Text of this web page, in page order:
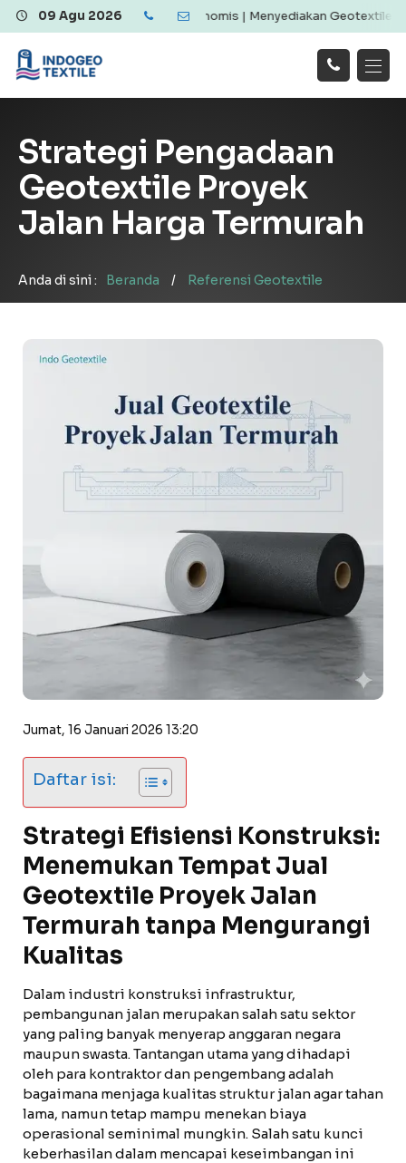
09 Agu 2026
Berkualitas dan Ekonomis | Menyediakan Geotextile Woven &
Tentang Kami
Layanan
Hubungi
!
Strategi Pengadaan
Geotextile Proyek
Jalan Harga Termurah
Anda di sini : Beranda / Referensi Geotextile
Jumat, 16 Januari 2026 13:20
Daftar isi:
Strategi Efisiensi Konstruksi:
Menemukan Tempat Jual
Geotextile Proyek Jalan
Termurah tanpa Mengurangi
Kualitas
Dalam industri konstruksi infrastruktur,
pembangunan jalan merupakan salah satu sektor
yang paling banyak menyerap anggaran negara
maupun swasta. Tantangan utama yang dihadapi
oleh para kontraktor dan pengembang adalah
bagaimana menjaga kualitas struktur jalan agar tahan
lama, namun tetap mampu menekan biaya
operasional seminimal mungkin. Salah satu kunci
keberhasilan dalam mencapai keseimbangan ini